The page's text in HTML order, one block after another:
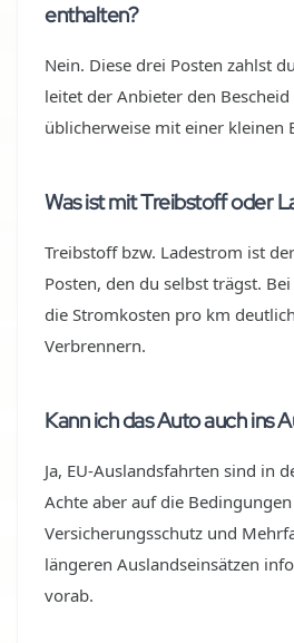
enthalten?
Nein. Diese drei Posten zahlst
leitet der Anbieter den
üblicherweise mit einer kleinen
Was ist mit Treibstoff oder
Treibstoff bzw. Ladestrom ist
Posten, den du selbst trägst.
die Stromkosten pro km
Verbrennern.
Kann ich das Auto auch ins
Ja, EU-Auslandsfahrten sind in
Achte aber auf die
Versicherungsschutz und
längeren Auslandseinsätzen
vorab.